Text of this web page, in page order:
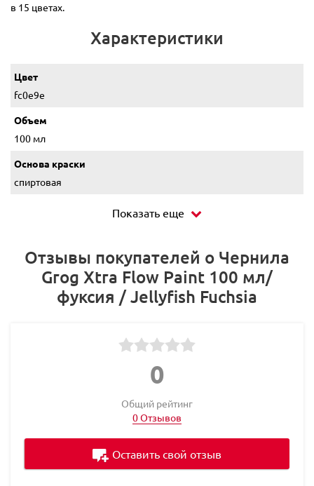
в 15 цветах.
Характеристики
Цвет
fc0e9e
Объем
100 мл
Основа краски
спиртовая
Показать еще
Отзывы покупателей о Чернила
Grog Xtra Flow Paint 100 мл/
фуксия / Jellyfish Fuchsia
0
Общий рейтинг
0 Отзывов
Оставить свой отзыв